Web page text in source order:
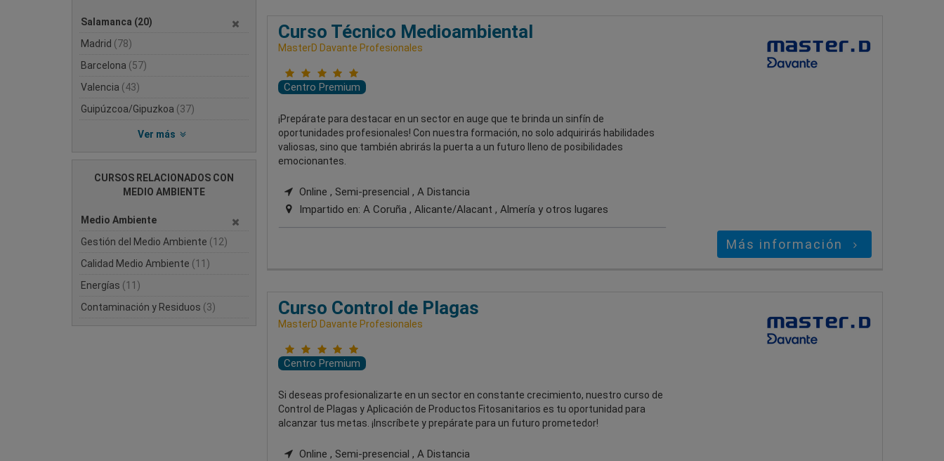
Salamanca (20)
Madrid (78)
Barcelona (57)
Valencia (43)
Guipúzcoa/Gipuzkoa (37)
Ver más
CURSOS RELACIONADOS CON
MEDIO AMBIENTE
Medio Ambiente
Gestión del Medio Ambiente (12)
Calidad Medio Ambiente (11)
Energías (11)
Contaminación y Residuos (3)
Curso Técnico Medioambiental
MasterD Davante Profesionales
Centro Premium
¡Prepárate para destacar en un sector en auge que te brinda un sinfín de
oportunidades profesionales! Con nuestra formación, no solo adquirirás habilidades
valiosas, sino que también abrirás la puerta a un futuro lleno de posibilidades
emocionantes.
Online , Semi-presencial , A Distancia
Impartido en: A Coruña , Alicante/Alacant , Almería y otros lugares
Más información
Curso Control de Plagas
MasterD Davante Profesionales
Centro Premium
Si deseas profesionalizarte en un sector en constante crecimiento, nuestro curso de
Control de Plagas y Aplicación de Productos Fitosanitarios es tu oportunidad para
alcanzar tus metas. ¡Inscríbete y prepárate para un futuro prometedor!
Online , Semi-presencial , A Distancia